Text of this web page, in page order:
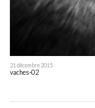
21 décembre 2015
vaches-02